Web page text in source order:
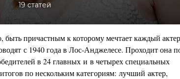
19 статей
причастным к которому мечтает каждый
с 1940 года в Лос-Анджелесе. Проходит она
в 24 главных и в четырех специальных
по нескольким категориям: лучший актер,